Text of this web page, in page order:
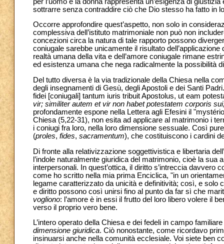
sottrarre senza contraddire ciò che Dio stesso ha fatto in
Occorre approfondire quest’aspetto, non solo in
complessiva dell’istituto matrimoniale non può non
concezioni circa la natura di tale rapporto possono
coniugale sarebbe unicamente il risultato
realtà umana della vita e dell’amore coniugale rimane
ed esistenza umana che nega radicalmente la possibilità
Del tutto diversa è la via tradizionale della Chiesa nella
degli insegnamenti di Gesù, degli Apostoli e dei Santi
fidei [coniugali] tantum iuris tribuit Apostolus, ut eam
vir; similiter autem et vir non habet potestatem corporis
profondamente espone nella Lettera agli Efesini il
Chiesa (5,22-31), non esita ad applicare al matrimonio i
i coniugi fra loro, nella loro dimensione sessuale. Così
(proles, fides, sacramentum), che costituiscono i cardini
Di fronte alla relativizzazione soggettivistica e libertaria
l’indole naturalmente giuridica del matrimonio, cioè la sua
interpersonali. In quest’ottica, il diritto s’intreccia
come ho scritto nella mia prima Enciclica, "in un
legame caratterizzato da unicità e definitività; così, e solo
e diritto possono così unirsi fino al punto da far sì che
vogliono: l’amore è in essi il frutto del loro libero volere il
verso il proprio vero bene.
L’intero operato della Chiesa e dei fedeli in campo
dimensione giuridica. Ciò nonostante, come ricordavo
insinuarsi anche nella comunità ecclesiale. Voi siete ben